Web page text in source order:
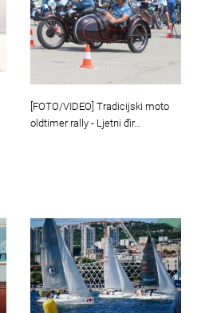
[FOTO/VIDEO] Tradicijski moto
oldtimer rally - Ljetni đir…